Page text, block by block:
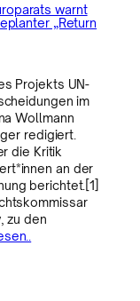
warnt
„Return
Projekts UN-
im
Wollmann
redigiert.
die Kritik
an der
berichtet.[1]
zu den